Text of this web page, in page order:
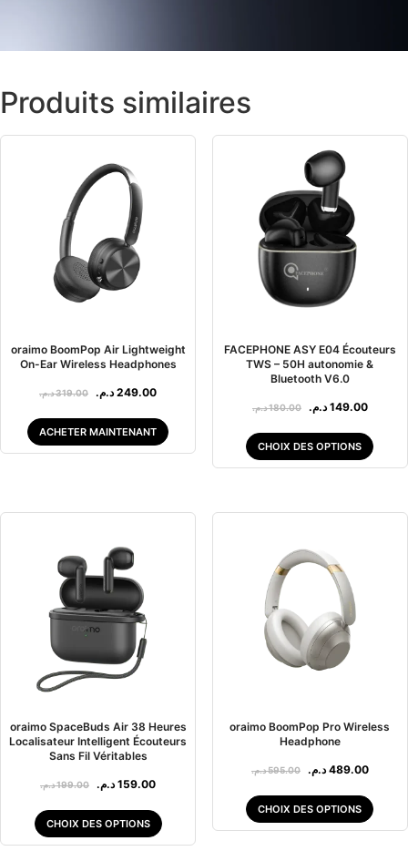
Produits similaires
oraimo BoomPop Air Lightweight
On-Ear Wireless Headphones
319.00د.م. 249.00 د.م.
ACHETER MAINTENANT
FACEPHONE ASY E04 Écouteurs
TWS – 50H autonomie &
Bluetooth V6.0
180.00د.م. 149.00 د.م.
CHOIX DES OPTIONS
oraimo SpaceBuds Air 38 Heures
Localisateur Intelligent Écouteurs
Sans Fil Véritables
199.00د.م. 159.00 د.م.
CHOIX DES OPTIONS
oraimo BoomPop Pro Wireless
Headphone
595.00د.م. 489.00 د.م.
CHOIX DES OPTIONS